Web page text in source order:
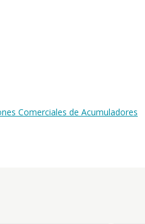
Comerciales de Acumuladores